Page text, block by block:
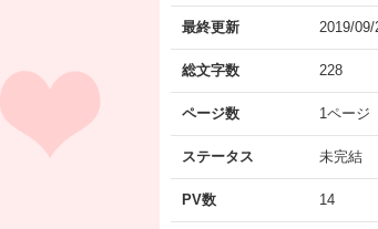
最終更新 2019/09/
総文字数 228
ページ数 1ページ
ステータス 未完結
PV数 14